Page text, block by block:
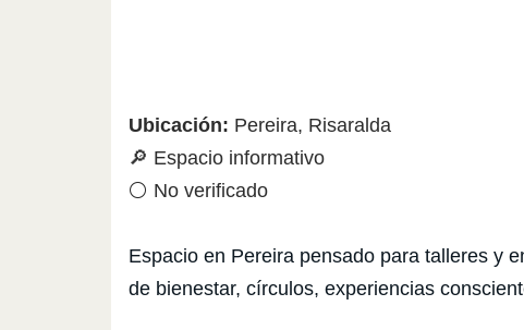
Ubicación: Pereira, Risaralda
🔎 Espacio informativo
⚪ No verificado
Espacio en Pereira pensado para talleres y
de bienestar, círculos, experiencias